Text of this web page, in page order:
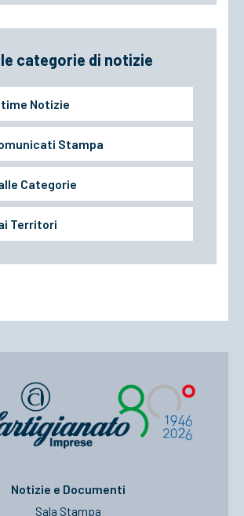
categorie di notizie
Notizie
Stampa
Categorie
Territori
Notizie e Documenti
Sala Stampa